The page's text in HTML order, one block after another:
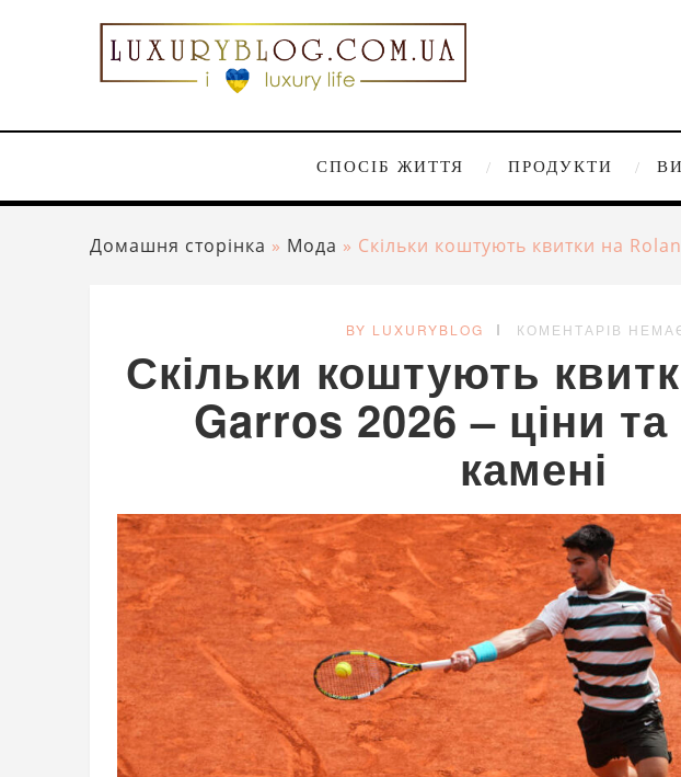
СПОСІБ ЖИТТЯ ПРОДУКТИ
Домашня сторінка » Мода » Скільки коштують квитки на
BY LUXURYBLOG КОМЕНТАРІВ
Скільки коштують
Garros 2026 – ціни та
камені